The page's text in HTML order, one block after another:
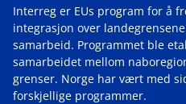
Interreg er EUs program for å
integrasjon over
samarbeid. Programmet ble
samarbeidet mellom
grenser. Norge har vært med
forskjellige programmer.